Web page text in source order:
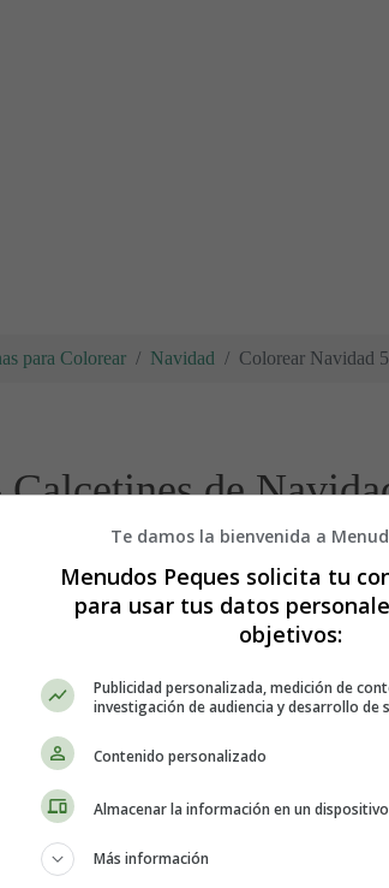
para Colorear Navidad Colorear Navidad
de
Te damos la bienvenida a
Menudos Peques solicita tu
para usar tus datos
objetivos:
Publicidad personalizada, medición de
investigación de audiencia y desarrollo de
Contenido personalizado
Almacenar la información en un
Más información